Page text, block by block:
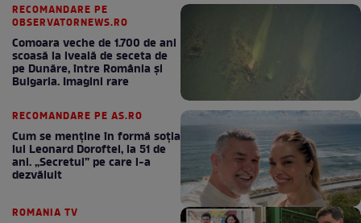
RECOMANDARE PE
OBSERVATORNEWS.RO
Comoara veche de 1.700 de ani
scoasă la iveală de seceta de
pe Dunăre, între România şi
Bulgaria. Imagini rare
RECOMANDARE PE AS.RO
Cum se menţine în formă soţia
lui Leonard Doroftei, la 51 de
ani. „Secretul” pe care l-a
dezvăluit
ROMANIA TV